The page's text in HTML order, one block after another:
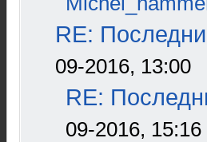
RE:
09-2016, 13:00
RE:
09-2016, 15:16